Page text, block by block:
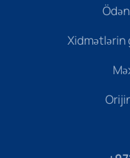
Xidmətlərin